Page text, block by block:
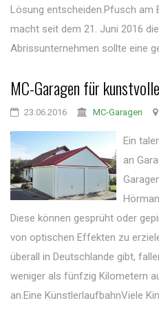
Lösung entscheiden.Pfusch am
macht seit dem 21. Juni 2016 die
Abrissunternehmen sollte eine
MC-Garagen für
23.06.2016 MC-Garagen
Ein
an
Diese können gesprüht oder
von optischen Effekten zu
überall in Deutschlande gibt,
weniger als fünfzig Kilometern
an.Eine KünstlerlaufbahnViele